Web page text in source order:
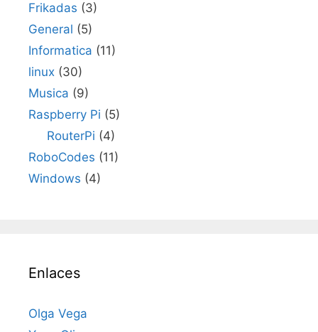
Frikadas (3)
General (5)
Informatica (11)
linux (30)
Musica (9)
Raspberry Pi (5)
RouterPi (4)
RoboCodes (11)
Windows (4)
Enlaces
Olga Vega